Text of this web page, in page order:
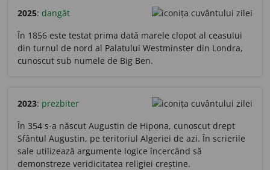
2025: dangăt
În 1856 este testat prima dată marele clopot al ceasului
din turnul de nord al Palatului Westminster din Londra,
cunoscut sub numele de Big Ben.
2023: prezbiter
În 354 s-a născut Augustin de Hipona, cunoscut drept
Sfântul Augustin, pe teritoriul Algeriei de azi. În scrierile
sale utilizează argumente logice încercând să
demonstreze veridicitatea religiei creștine.